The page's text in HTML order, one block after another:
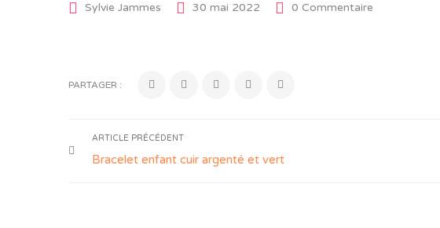
Sylvie Jammes 30 mai 2022 0 Commentaire
PARTAGER :
ARTICLE PRÉCÉDENT
Bracelet enfant cuir argenté et vert